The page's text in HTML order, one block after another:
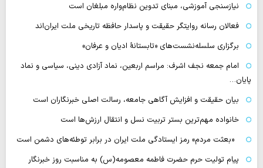
نیازسنجی آموزشی، مبنای تدوین نظام‌واره مبلغان است
فعالان رسانه‌ روایتگر حقیقت و پاسدار حافظه تاریخی ملت ایران‌اند
برگزاری سلسله‌نشست‌های «تابستانهٔ ادیان و عرفان»
امام جمعه نجف اشرف: مراسم اربعین، نماد آزادی دینی، سیاسی و نماد
پایان…
بیان حقیقت و افزایش آگاهی جامعه، رسالت اصلی خبرنگاران است
خانواده مهم‌ترین بستر تربیت نسل و انتقال ارزش‌ها است
«بعثت مردم» رمز ایستادگی ملت ایران در برابر توطئه‌های دشمن است
پیام تولیت حرم حضرت فاطمه معصومه(س) به مناسبت روز خبرنگار